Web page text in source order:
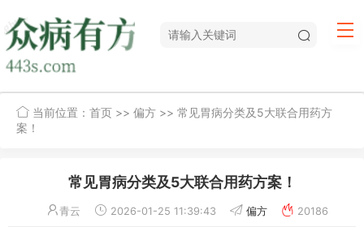
当前位置： 首页 >> 偏方 >> 常见胃病分类及5大联合用药方
案！
常见胃病分类及5大联合用药方案！
青云 2026-01-25 11:39:43 偏方 20186